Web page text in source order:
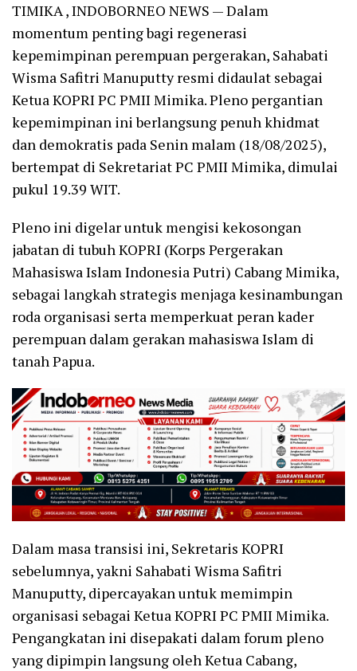
TIMIKA , INDOBORNEO NEWS — Dalam
momentum penting bagi regenerasi
kepemimpinan perempuan pergerakan, Sahabati
Wisma Safitri Manuputty resmi didaulat sebagai
Ketua KOPRI PC PMII Mimika. Pleno pergantian
kepemimpinan ini berlangsung penuh khidmat
dan demokratis pada Senin malam (18/08/2025),
bertempat di Sekretariat PC PMII Mimika, dimulai
pukul 19.39 WIT.
Pleno ini digelar untuk mengisi kekosongan
jabatan di tubuh KOPRI (Korps Pergerakan
Mahasiswa Islam Indonesia Putri) Cabang Mimika,
sebagai langkah strategis menjaga kesinambungan
roda organisasi serta memperkuat peran kader
perempuan dalam gerakan mahasiswa Islam di
tanah Papua.
Dalam masa transisi ini, Sekretaris KOPRI
sebelumnya, yakni Sahabati Wisma Safitri
Manuputty, dipercayakan untuk memimpin
organisasi sebagai Ketua KOPRI PC PMII Mimika.
Pengangkatan ini disepakati dalam forum pleno
yang dipimpin langsung oleh Ketua Cabang,